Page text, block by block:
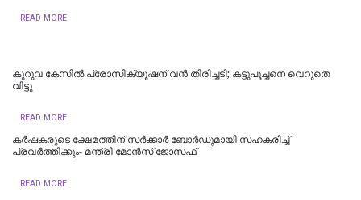
READ MORE
കുറുവ കേസിൽ പ്രോസിക്യൂഷന് വൻ തിരിച്ചടി; കട്ടുപൂച്ചനെ വെറുതെ
വിട്ടു
READ MORE
കർഷകരുടെ ക്ഷേമത്തിന് സർക്കാർ ബോർഡുമായി സഹകരിച്ച്
പ്രവർത്തിക്കും- മന്ത്രി മോൻസ് ജോസഫ്
READ MORE